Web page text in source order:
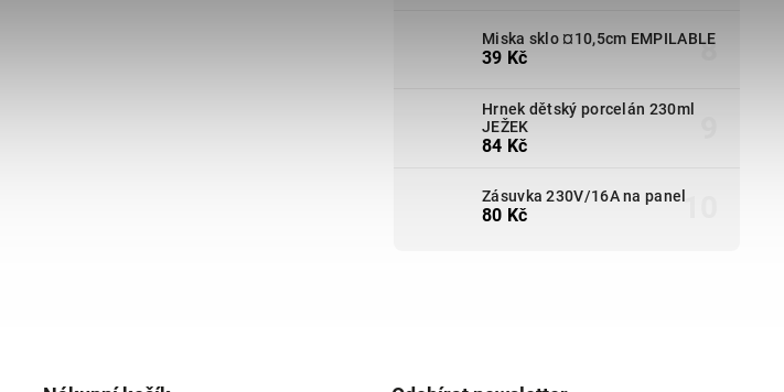
Miska sklo ¤10,5cm EMPILABLE
39 Kč
Hrnek dětský porcelán 230ml
JEŽEK
84 Kč
Zásuvka 230V/16A na panel
80 Kč